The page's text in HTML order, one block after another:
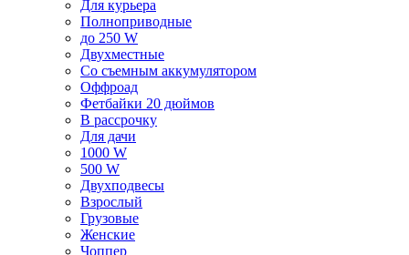
Для курьера
Полноприводные
до 250 W
Двухместные
Со съемным аккумулятором
Оффроад
Фетбайки 20 дюймов
В рассрочку
Для дачи
1000 W
500 W
Двухподвесы
Взрослый
Грузовые
Женские
Чоппер